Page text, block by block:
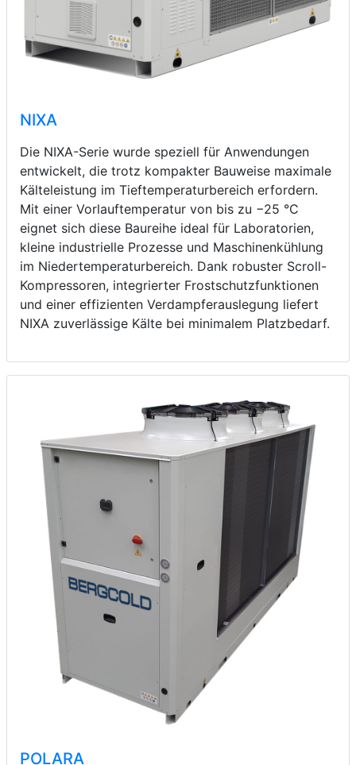
NIXA
Die NIXA-Serie wurde speziell für Anwendungen
entwickelt, die trotz kompakter Bauweise maximale
Kälteleistung im Tieftemperaturbereich erfordern.
Mit einer Vorlauftemperatur von bis zu −25 °C
eignet sich diese Baureihe ideal für Laboratorien,
kleine industrielle Prozesse und Maschinenkühlung
im Niedertemperaturbereich. Dank robuster Scroll-
Kompressoren, integrierter Frostschutzfunktionen
und einer effizienten Verdampferauslegung liefert
NIXA zuverlässige Kälte bei minimalem Platzbedarf.
POLARA